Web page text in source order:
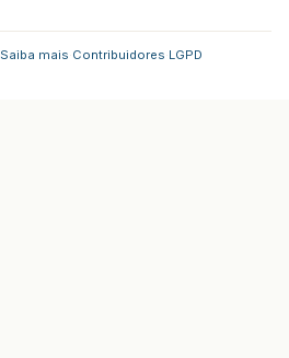
Saiba mais Contribuidores LGPD